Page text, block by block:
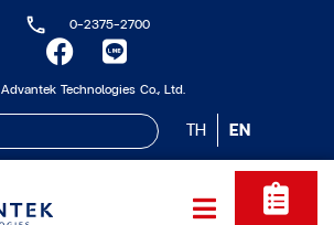
0-2375-2700
Advantek Technologies Co., Ltd.
TH EN